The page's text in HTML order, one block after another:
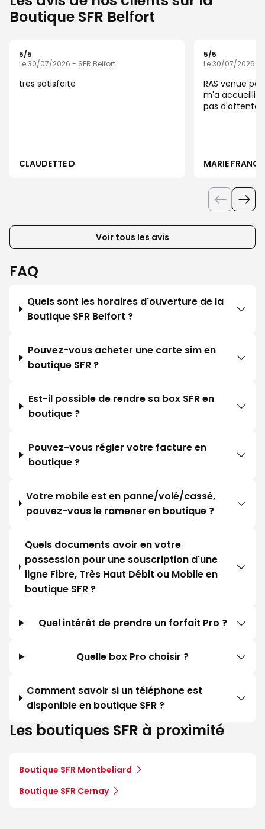
Boutique SFR Belfort
5/5
Le 30/07/2026 - SFR Belfort
tres satisfaite
CLAUDETTE D
5/5
Le 30/07/2026 -
RAS venue
m'a accueilli
MARIE FRANCE
Voir tous les avis
FAQ
Quels sont les horaires d'ouverture de la
Boutique SFR Belfort ?
Pouvez-vous acheter une carte sim en
boutique SFR ?
Est-il possible de rendre sa box SFR en
boutique ?
Pouvez-vous régler votre facture en
boutique ?
Votre mobile est en panne/volé/cassé,
pouvez-vous le ramener en boutique ?
Quels documents avoir en votre
possession pour une souscription d'une
ligne Fibre, Très Haut Débit ou Mobile en
boutique SFR ?
Quel intérêt de prendre un forfait Pro ?
Quelle box Pro choisir ?
Comment savoir si un téléphone est
disponible en boutique SFR ?
Les boutiques SFR à proximité
Boutique SFR Montbeliard
Boutique SFR Cernay